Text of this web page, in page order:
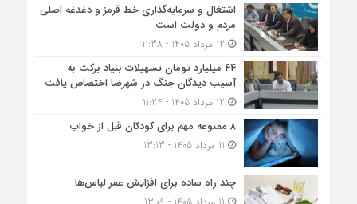
اشتغال و سرمایه‌گذاری خط قرمز و دغدغه اصلی
مردم و دولت است
۴۴ میلیارد تومان تسهیلات بنیاد برکت به
آسیب دیدگان جنگ در شهرضا اختصاص یافت
۸ ممنوعه مهم برای کودکان قبل از خواب
چند راه ساده برای افزایش عمر لباس‌ها